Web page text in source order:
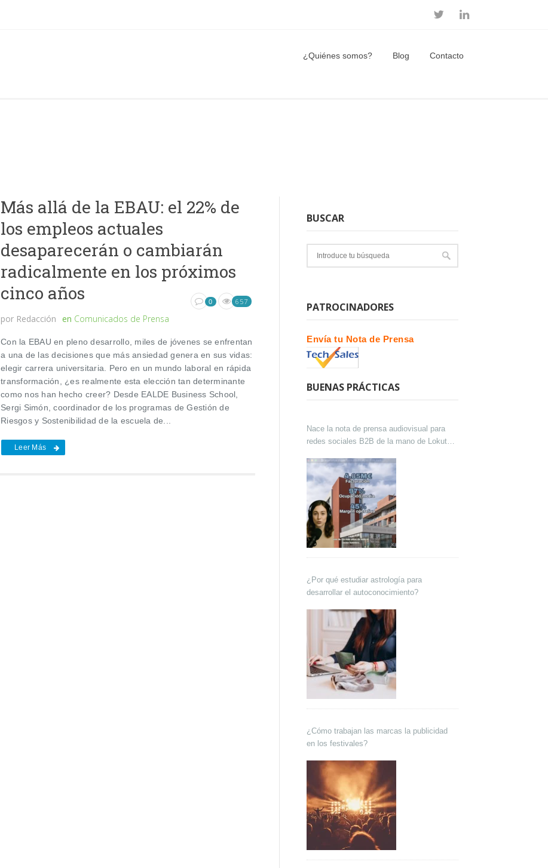
¿Quiénes somos? Blog Contacto
Más allá de la EBAU: el 22% de
los empleos actuales
desaparecerán o cambiarán
radicalmente en los próximos
cinco años
por Redacción en Comunicados de Prensa
0 657
Con la EBAU en pleno desarrollo, miles de jóvenes se enfrentan
a una de las decisiones que más ansiedad genera en sus vidas:
elegir carrera universitaria. Pero en un mundo laboral en rápida
transformación, ¿es realmente esta elección tan determinante
como nos han hecho creer? Desde EALDE Business School,
Sergi Simón, coordinador de los programas de Gestión de
Riesgos y Sostenibilidad de la escuela de...
Leer Más
BUSCAR
PATROCINADORES
Envía tu Nota de Prensa
BUENAS PRÁCTICAS
Nace la nota de prensa audiovisual para
redes sociales B2B de la mano de Lokutor
¿Por qué estudiar astrología para
desarrollar el autoconocimiento?
¿Cómo trabajan las marcas la publicidad
en los festivales?